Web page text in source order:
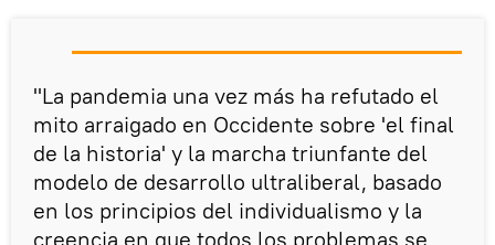
"La pandemia una vez más ha refutado el
mito arraigado en Occidente sobre 'el final
de la historia' y la marcha triunfante del
modelo de desarrollo ultraliberal, basado
en los principios del individualismo y la
creencia en que todos los problemas se